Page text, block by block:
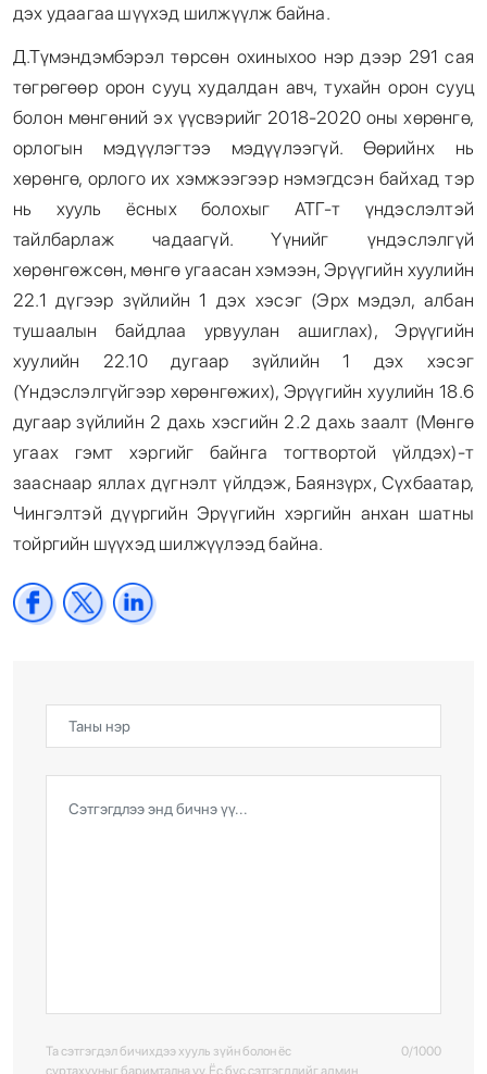
дэх удаагаа шүүхэд шилжүүлж байна.
Д.Түмэндэмбэрэл төрсөн охиныхоо нэр дээр 291 сая
төгрөгөөр орон сууц худалдан авч, тухайн орон сууц
болон мөнгөний эх үүсвэрийг 2018-2020 оны хөрөнгө,
орлогын мэдүүлэгтээ мэдүүлээгүй. Өөрийнх нь
хөрөнгө, орлого их хэмжээгээр нэмэгдсэн байхад тэр
нь хууль ёсных болохыг АТГ-т үндэслэлтэй
тайлбарлаж чадаагүй. Үүнийг үндэслэлгүй
хөрөнгөжсөн, мөнгө угаасан хэмээн, Эрүүгийн хуулийн
22.1 дүгээр зүйлийн 1 дэх хэсэг (Эрх мэдэл, албан
тушаалын байдлаа урвуулан ашиглах), Эрүүгийн
хуулийн 22.10 дугаар зүйлийн 1 дэх хэсэг
(Үндэслэлгүйгээр хөрөнгөжих), Эрүүгийн хуулийн 18.6
дугаар зүйлийн 2 дахь хэсгийн 2.2 дахь заалт (Мөнгө
угаах гэмт хэргийг байнга тогтвортой үйлдэх)-т
зааснаар яллах дүгнэлт үйлдэж, Баянзүрх, Сүхбаатар,
Чингэлтэй дүүргийн Эрүүгийн хэргийн анхан шатны
тойргийн шүүхэд шилжүүлээд байна.
Та сэтгэгдэл бичихдээ хууль зүйн болон ёс
суртахууныг баримтална уу. Ёс бус сэтгэгдлийг админ
0/1000